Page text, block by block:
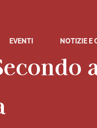
EVENTI NOTIZIE E